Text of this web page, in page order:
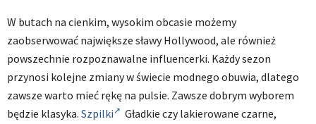
W butach na cienkim, wysokim obcasie możemy
zaobserwować największe sławy Hollywood, ale również
powszechnie rozpoznawalne influencerki. Każdy sezon
przynosi kolejne zmiany w świecie modnego obuwia, dlatego
zawsze warto mieć rękę na pulsie. Zawsze dobrym wyborem
będzie klasyka. Szpilki
Gładkie czy lakierowane czarne,